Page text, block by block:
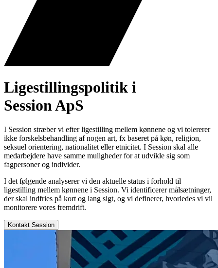
Ligestillingspolitik i
Session ApS
I Session stræber vi efter ligestilling mellem kønnene og vi tolererer
ikke forskelsbehandling af nogen art, fx baseret på køn, religion,
seksuel orientering, nationalitet eller etnicitet. I Session skal alle
medarbejdere have samme muligheder for at udvikle sig som
fagpersoner og individer.
I det følgende analyserer vi den aktuelle status i forhold til
ligestilling mellem kønnene i Session. Vi identificerer målsætninger,
der skal indfries på kort og lang sigt, og vi definerer, hvorledes vi vil
monitorere vores fremdrift.
Kontakt Session